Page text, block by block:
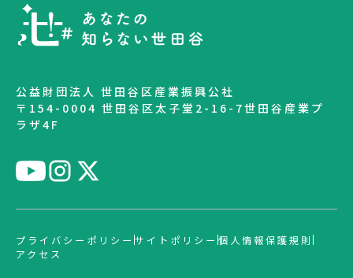
公益財団法人 世田谷区産業振興公社
〒154-0004 世田谷区太子堂2-16-7世田谷産業プ
ラザ4F
プライバシーポリシー サイトポリシー 個人情報保護規則
アクセス